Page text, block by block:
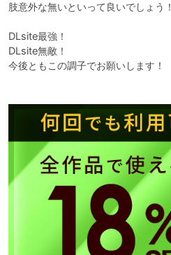
肢意外な無いといって良いでしょう！
DLsite最強！
DLsite無敵！
今後ともこの調子でお願いします！